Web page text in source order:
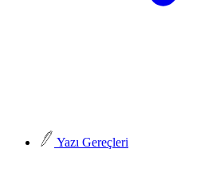
Yazı Gereçleri